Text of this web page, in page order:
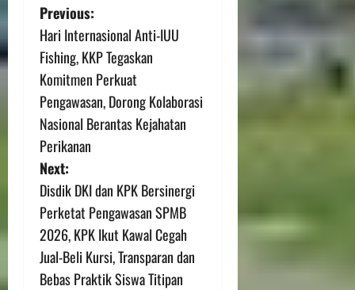
Previous:
Hari Internasional Anti-IUU
Fishing, KKP Tegaskan
Komitmen Perkuat
Pengawasan, Dorong Kolaborasi
Nasional Berantas Kejahatan
Perikanan
Next:
Disdik DKI dan KPK Bersinergi
Perketat Pengawasan SPMB
2026, KPK Ikut Kawal Cegah
Jual-Beli Kursi, Transparan dan
Bebas Praktik Siswa Titipan